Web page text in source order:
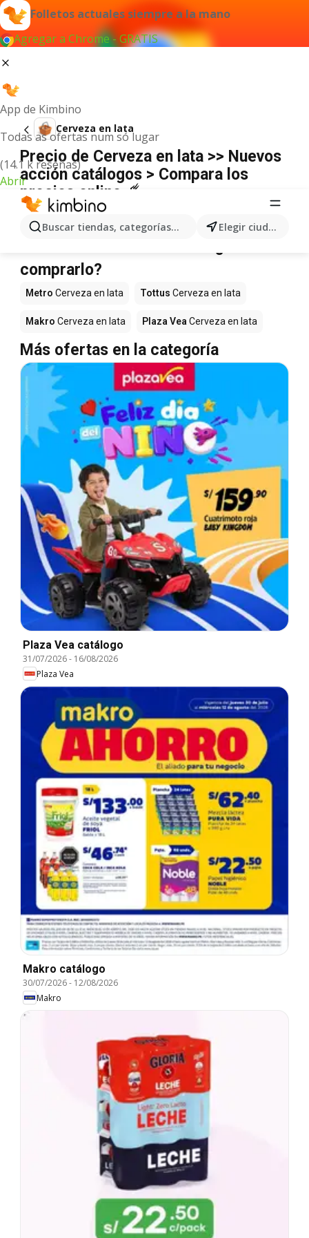
Folletos actuales siempre a la mano
Agregar a Chrome - GRATIS
App de Kimbino
Todas as ofertas num só lugar
(14.1 k reseñas)
Abrir
Buscar tiendas, categorías, productos... Elegir ciudad
Cerveza en lata
Precio de Cerveza en lata >> Nuevos
acción catálogos > Compara los
precios online ☄️
No hemos encontrado resultados para este
término.
comprarlo?
Metro Cerveza en lata Tottus Cerveza en lata
Makro Cerveza en lata Plaza Vea Cerveza en lata
Más ofertas en la categoría
Plaza Vea catálogo
31/07/2026- 16/08/2026
Plaza Vea
Makro catálogo
30/07/2026- 12/08/2026
Makro